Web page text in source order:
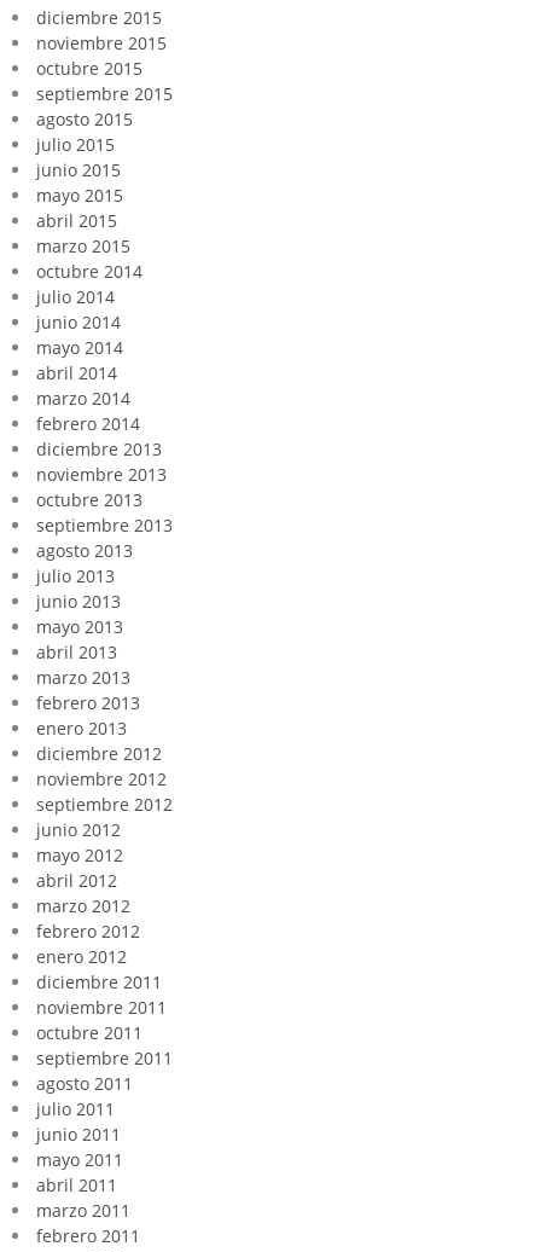
diciembre 2015
noviembre 2015
octubre 2015
septiembre 2015
agosto 2015
julio 2015
junio 2015
mayo 2015
abril 2015
marzo 2015
octubre 2014
julio 2014
junio 2014
mayo 2014
abril 2014
marzo 2014
febrero 2014
diciembre 2013
noviembre 2013
octubre 2013
septiembre 2013
agosto 2013
julio 2013
junio 2013
mayo 2013
abril 2013
marzo 2013
febrero 2013
enero 2013
diciembre 2012
noviembre 2012
septiembre 2012
junio 2012
mayo 2012
abril 2012
marzo 2012
febrero 2012
enero 2012
diciembre 2011
noviembre 2011
octubre 2011
septiembre 2011
agosto 2011
julio 2011
junio 2011
mayo 2011
abril 2011
marzo 2011
febrero 2011